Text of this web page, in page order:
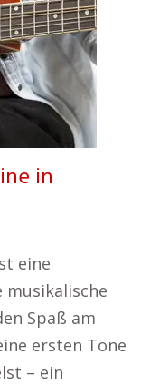
in
eine
Spaß am
ersten Töne
– ein